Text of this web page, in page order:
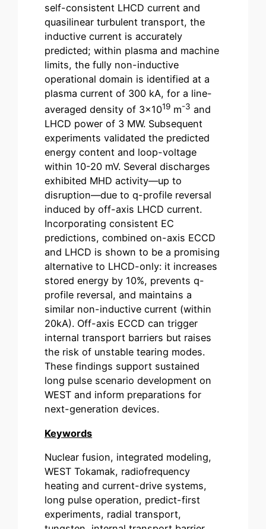
self-consistent LHCD current and
quasilinear turbulent transport, the
inductive current is accurately
predicted; within plasma and machine
limits, the fully non-inductive
operational domain is identified at a
plasma current of 300 kA, for a line-
averaged density of 3×1019 m-3 and
LHCD power of 3 MW. Subsequent
experiments validated the predicted
energy content and loop-voltage
within 10-20 mV. Several discharges
exhibited MHD activity—up to
disruption—due to q-profile reversal
induced by off-axis LHCD current.
Incorporating consistent EC
predictions, combined on-axis ECCD
and LHCD is shown to be a promising
alternative to LHCD-only: it increases
stored energy by 10%, prevents q-
profile reversal, and maintains a
similar non-inductive current (within
20kA). Off-axis ECCD can trigger
internal transport barriers but raises
the risk of unstable tearing modes.
These findings support sustained
long pulse scenario development on
WEST and inform preparations for
next-generation devices.
Keywords
Nuclear fusion, integrated modeling,
WEST Tokamak, radiofrequency
heating and current-drive systems,
long pulse operation, predict-first
experiments, radial transport,